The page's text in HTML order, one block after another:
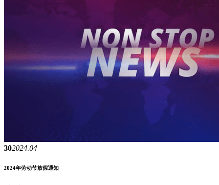
302024.04
2024年劳动节放假通知